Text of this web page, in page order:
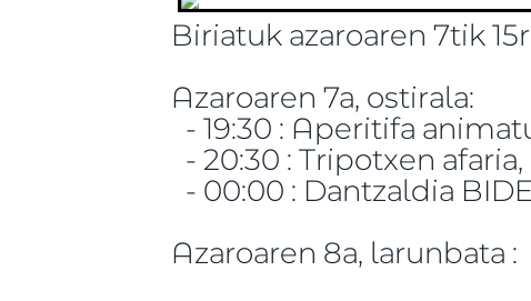
Biriatuk azaroaren 7tik
Azaroaren 7a, ostirala:
- 19:30 : Aperitifa
- 20:30 : Tripotxen
- 00:00 : Dantzaldia
Azaroaren 8a, larunbata :